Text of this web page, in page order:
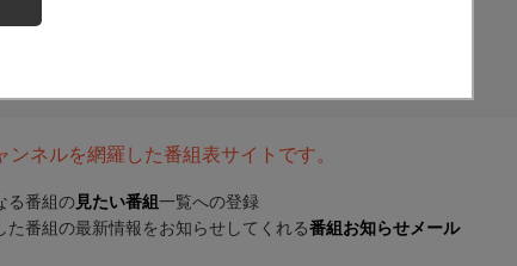
ネルを網羅した番組表サイトです。
る番組の 見たい番組 一覧への登録
た番組の最新情報をお知らせしてくれる番組お知らせメール